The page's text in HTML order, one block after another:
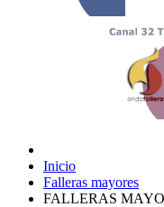
Inicio
Falleras mayores
FALLERAS